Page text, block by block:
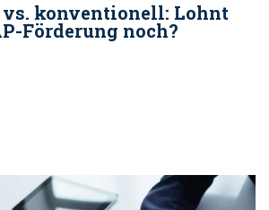
vs. konventionell: Lohnt
Förderung noch?